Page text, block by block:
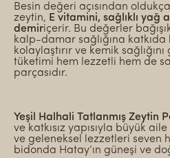
Besin değeri açısından
zeytin, E vitamini, sağlıklı yağ
demiriçerir. Bu değerler
kalp-damar sağlığına
kolaylaştırır ve kemik
tüketimi hem lezzetli hem de
parçasıdır.
Yeşil Halhali Tatlanmış Zeytin
ve katkısız yapısıyla büyük
ve geleneksel lezzetleri seven
bidonda Hatay’ın güneşi ve